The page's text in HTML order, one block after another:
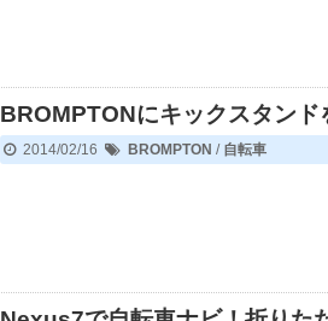
BROMPTONにキックスタンド
2014/02/16 BROMPTON / 自転車